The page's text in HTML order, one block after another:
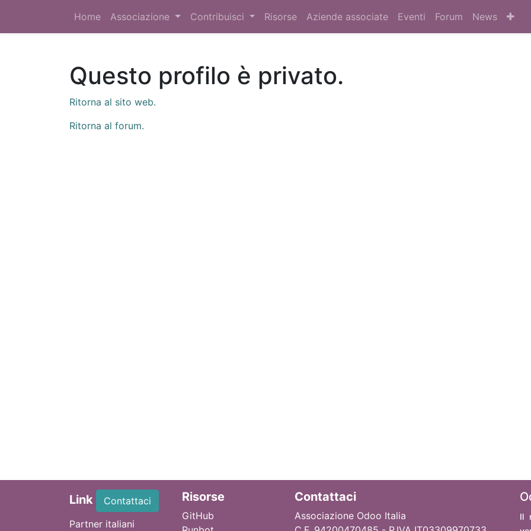
Home Associazione Contribuisci Risorse Aziende associate Eventi Forum News
Questo profilo è privato.
Ritorna al sito web.
Ritorna al forum.
Link
Contattaci
Partner italiani
Risorse
GitHub
Contattaci
Associazione Odoo Italia
Il